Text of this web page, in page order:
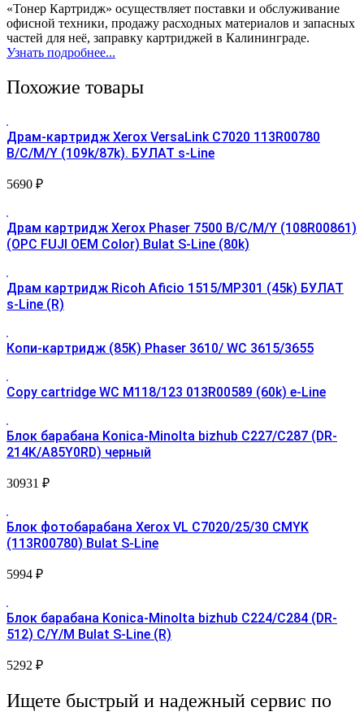
«Тонер Картридж» осуществляет поставки и обслуживание
офисной техники, продажу расходных материалов и запасных
частей для неё, заправку картриджей в Калининграде.
Узнать подробнее...
Похожие товары
Драм-картридж Xerox VersaLink C7020 113R00780
B/C/M/Y (109k/87k). БУЛАТ s-Line
5690 ₽
Драм картридж Xerox Phaser 7500 B/C/M/Y (108R00861)
(OPC FUJI OEM Color) Bulat S-Line (80k)
Драм картридж Ricoh Aficio 1515/MP301 (45k) БУЛАТ
s-Line (R)
Копи-картридж (85K) Phaser 3610/ WC 3615/3655
Copy cartridge WC M118/123 013R00589 (60k) e-Line
Блок барабана Konica-Minolta bizhub C227/C287 (DR-
214K/A85Y0RD) черный
30931 ₽
Блок фотобарабана Xerox VL C7020/25/30 CMYK
(113R00780) Bulat S-Line
5994 ₽
Блок барабана Konica-Minolta bizhub C224/C284 (DR-
512) C/Y/M Bulat S-Line (R)
5292 ₽
Ищете быстрый и надежный сервис по